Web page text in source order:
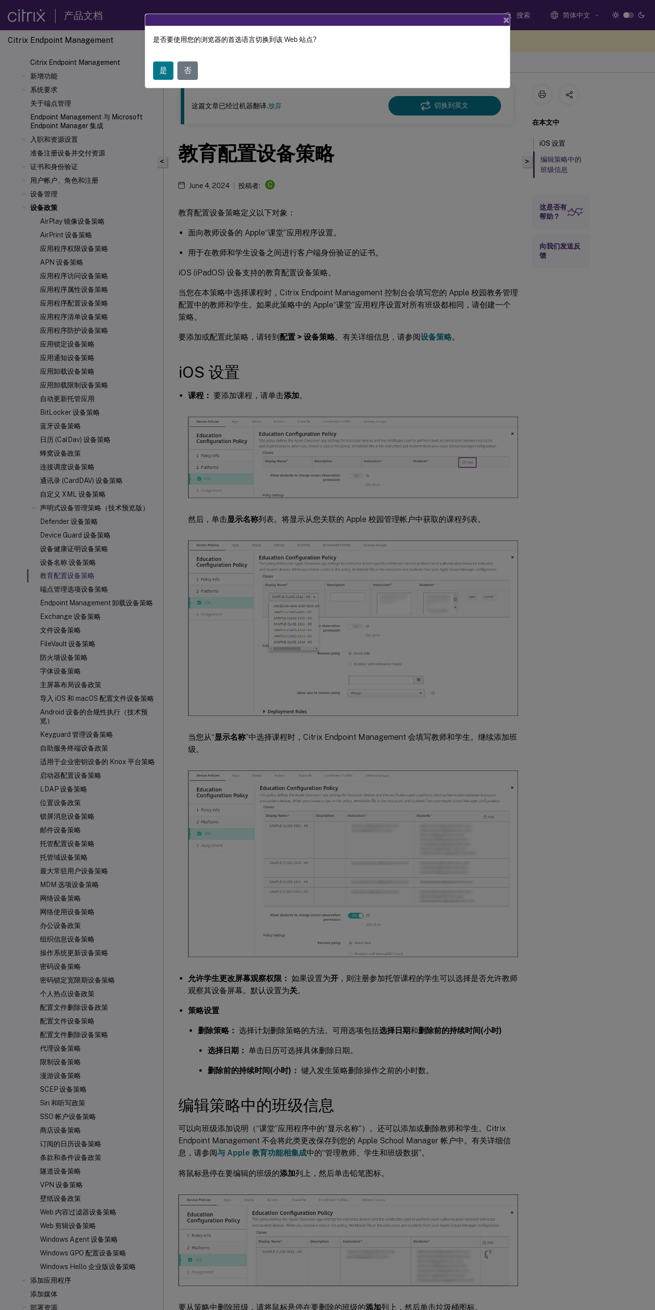
产品文档 搜索 简体中文
Citrix Endpoint Management
Citrix Endpoint Management
新增功能
系统要求
关于端点管理
Endpoint Management 与 Microsoft
Endpoint Manager 集成
入职和资源设置
准备注册设备并交付资源
证书和身份验证
用户帐户、角色和注册
设备管理
设备政策
AirPlay 镜像设备策略
AirPrint 设备策略
应用程序权限设备策略
APN 设备策略
应用程序访问设备策略
应用程序属性设备策略
应用程序配置设备策略
应用程序清单设备策略
应用程序防护设备策略
应用锁定设备策略
应用通知设备策略
应用卸载设备策略
应用卸载限制设备策略
自动更新托管应用
BitLocker 设备策略
蓝牙设备策略
日历 (CalDav) 设备策略
蜂窝设备政策
连接调度设备策略
通讯录 (CardDAV) 设备策略
自定义 XML 设备策略
声明式设备管理策略（技术预览版）
Defender 设备策略
Device Guard 设备策略
设备健康证明设备策略
设备名称 设备策略
教育配置设备策略
端点管理选项设备策略
Endpoint Management 卸载设备策略
Exchange 设备策略
文件设备策略
FileVault 设备策略
防火墙设备策略
字体设备策略
主屏幕布局设备政策
导入 iOS 和 macOS 配置文件设备策略
Android 设备的合规性执行（技术预
览）
Keyguard 管理设备策略
自助服务终端设备政策
适用于企业密钥设备的 Knox 平台策略
启动器配置设备策略
LDAP 设备策略
位置设备政策
锁屏消息设备策略
邮件设备策略
托管配置设备策略
托管域设备策略
最大常驻用户设备策略
MDM 选项设备策略
网络设备策略
网络使用设备策略
办公设备政策
组织信息设备策略
操作系统更新设备策略
密码设备策略
密码锁定宽限期设备策略
个人热点设备政策
配置文件删除设备政策
配置文件设备策略
配置文件删除设备策略
代理设备策略
限制设备策略
漫游设备策略
SCEP 设备策略
Siri 和听写政策
SSO 帐户设备策略
商店设备策略
订阅的日历设备策略
条款和条件设备政策
隧道设备策略
VPN 设备策略
壁纸设备政策
Web 内容过滤器设备策略
Web 剪辑设备策略
Windows Agent 设备策略
Windows GPO 配置设备策略
Windows Hello 企业版设备策略
添加应用程序
添加媒体
部署资源
此内容已经过机器动态翻译。
<
这篇文章已经过机器翻译.放弃 切换到英文
教育配置设备策略
June 4, 2024 投稿者: C
教育配置设备策略定义以下对象：
面向教师设备的 Apple“课堂”应用程序设置。
用于在教师和学生设备之间进行客户端身份验证的证书。
iOS (iPadOS) 设备支持的教育配置设备策略。
当您在本策略中选择课程时，Citrix Endpoint Management 控制台会填写您的 Apple 校园教务管理
配置中的教师和学生。如果此策略中的 Apple“课堂”应用程序设置对所有班级都相同，请创建一个
策略。
要添加或配置此策略，请转到配置 > 设备策略。有关详细信息，请参阅设备策略。
iOS 设置
课程： 要添加课程，请单击添加。
然后，单击显示名称列表。将显示从您关联的 Apple 校园管理帐户中获取的课程列表。
当您从“显示名称”中选择课程时，Citrix Endpoint Management 会填写教师和学生。继续添加班
级。
允许学生更改屏幕观察权限： 如果设置为开 ，则注册参加托管课程的学生可以选择是否允许教师
观察其设备屏幕。默认设置为关。
策略设置
删除策略： 选择计划删除策略的方法。可用选项包括选择日期和删除前的持续时间(小时)
选择日期： 单击日历可选择具体删除日期。
删除前的持续时间(小时)： 键入发生策略删除操作之前的小时数。
编辑策略中的班级信息
可以向班级添加说明（“课堂”应用程序中的“显示名称”）。还可以添加或删除教师和学生。Citrix
Endpoint Management 不会将此类更改保存到您的 Apple School Manager 帐户中。有关详细信
息，请参阅与 Apple 教育功能相集成中的“管理教师、学生和班级数据”。
将鼠标悬停在要编辑的班级的添加列上，然后单击铅笔图标。
要从策略中删除班级，请将鼠标悬停在要删除的班级的添加列上，然后单击垃圾桶图标。
>
在本文中
iOS 设置
编辑策略中的
班级信息
这是否有
帮助？
向我们发送反
馈
×
是否要使用您的浏览器的首选语言切换到该 Web 站点?
是 否